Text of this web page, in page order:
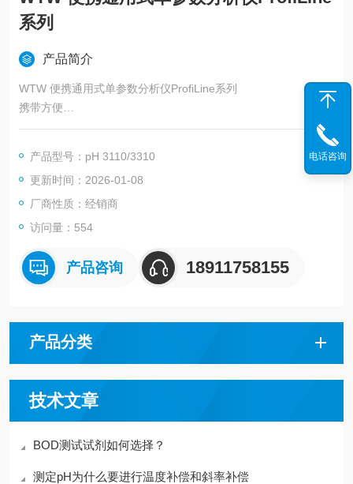
系列
产品简介
WTW 便携通用式单参数分析仪ProfiLine系列
携带方便
防水
功耗低，电池可连续工作2500小时
功能齐全.符合GLP要求
成套供应
产品型号：pH 3110/3310
更新时间：2026-01-08
厂商性质：经销商
访问量：554
产品咨询 18911758155
产品分类
技术文章
BOD测试试剂如何选择？
测定pH为什么要进行温度补偿和斜率补偿
电话咨询